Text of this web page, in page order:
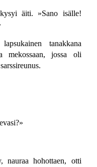
äiti. »Sano isälle!
tanakkana
mekossaan, jossa oli
nauraa hohottaen, otti